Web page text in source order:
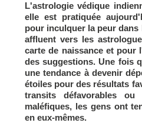
L'astrologie védique
elle est pratiquée
pour inculquer la peur
affluent vers les
carte de naissance et pour
des suggestions. Une fois
une tendance à devenir
étoiles pour des résultats
transits défavorables ou
maléfiques, les gens ont
en eux-mêmes.